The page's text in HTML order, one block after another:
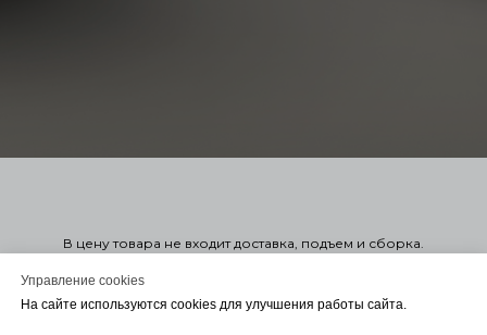
Управление cookies
На сайте используются cookies для улучшения работы сайта.
В цену товара не входит доставка, подъем и сборка.
категории. Узнать точную стоимость в нужной вам ткани можно
оформив заказ. Оформление заказа на сайте не обязывает